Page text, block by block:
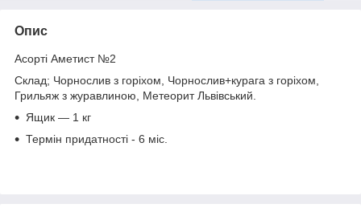
Опис
Асорті Аметист №2
Склад; Чорнослив з горіхом, Чорнослив+курага з горіхом,
Грильяж з журавлиною, Метеорит Львівський.
Ящик — 1 кг
Термін придатності - 6 міс.